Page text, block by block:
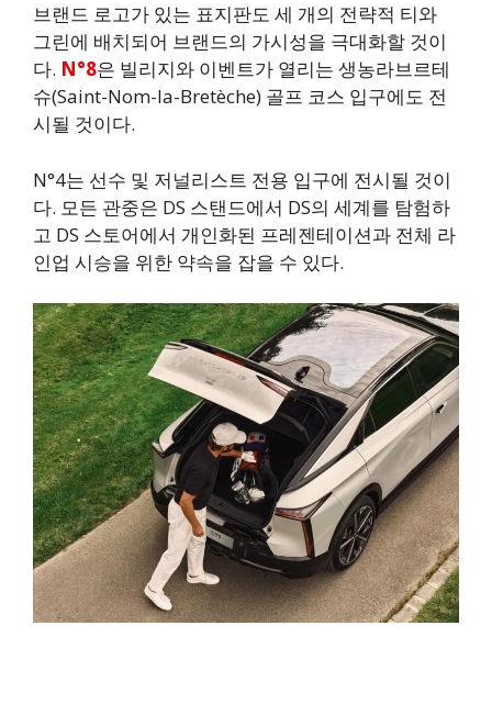
브랜드 로고가 있는 표지판도 세 개의 전략적 티와
그린에 배치되어 브랜드의 가시성을 극대화할 것이
다. N°8은 빌리지와 이벤트가 열리는 생농라브르테
슈(Saint-Nom-la-Bretèche) 골프 코스 입구에도 전
시될 것이다.
N°4는 선수 및 저널리스트 전용 입구에 전시될 것이
다. 모든 관중은 DS 스탠드에서 DS의 세계를 탐험하
고 DS 스토어에서 개인화된 프레젠테이션과 전체 라
인업 시승을 위한 약속을 잡을 수 있다.